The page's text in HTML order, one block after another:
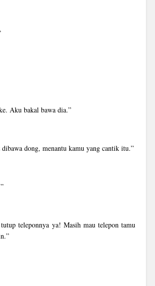
Aku bakal bawa dia.”
dong, menantu kamu yang cantik itu.”
teleponnya ya! Masih mau telepon tamu